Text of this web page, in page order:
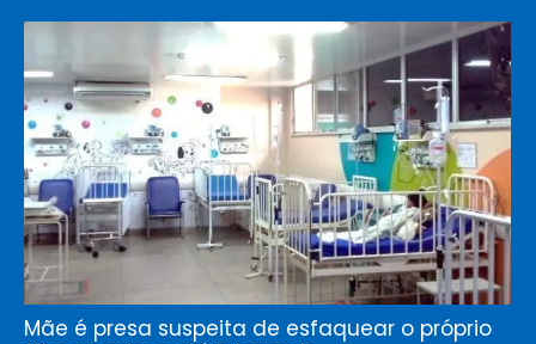
Mãe é presa suspeita de esfaquear o próprio